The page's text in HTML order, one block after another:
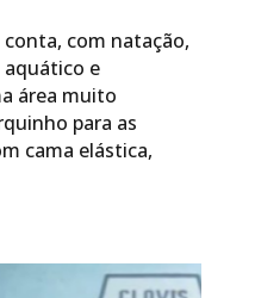
com natação,
e
área muito
para as
cama elástica,